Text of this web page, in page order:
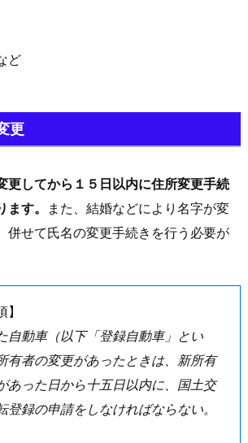
ど
更
更してから１５日以内に住所変更手続
す。
また、結婚などにより名字が変
併せて氏名の変更手続きを行う必要が
自動車（以下「登録自動車」とい
有者の変更があったときは、新所有
あった日から十五日以内に、国土交
登録の申請をしなければならない。